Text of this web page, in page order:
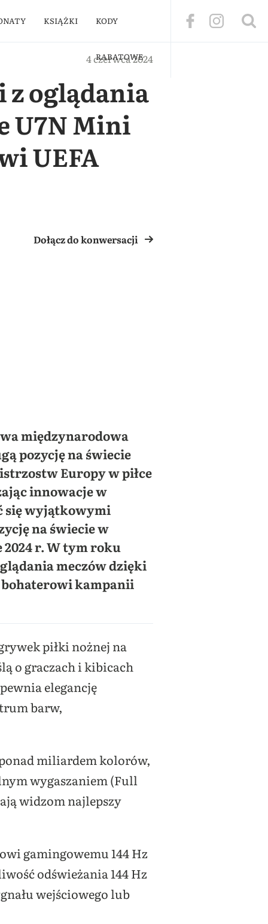
KSIĄŻKI KODY
RABATOWE
4 czerwca 2024
oglądania
U7N Mini
UEFA
Dołącz do konwersacji
międzynarodowa
pozycję na świecie
Europy w piłce
innowacje w
się wyjątkowymi
na świecie w
r. W tym roku
meczów dzięki
bohaterowi kampanii
piłki nożnej na
o graczach i kibicach
elegancję
barw,
miliardem kolorów,
wygaszaniem (Full
widzom najlepszy
gamingowemu 144 Hz
odświeżania 144 Hz
wejściowego lub